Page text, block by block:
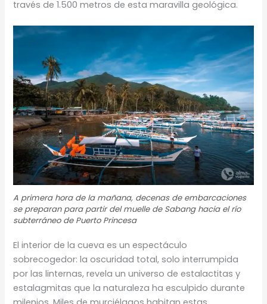
través de 1.500 metros de esta maravilla geológica.
A primera hora de la mañana, decenas de embarcaciones
se preparan para partir del muelle de Sabang hacia el río
subterráneo de Puerto Princesa
El interior de la cueva es un espectáculo
sobrecogedor: la oscuridad total, solo interrumpida
por las linternas, revela un universo de estalactitas y
estalagmitas que la naturaleza ha esculpido durante